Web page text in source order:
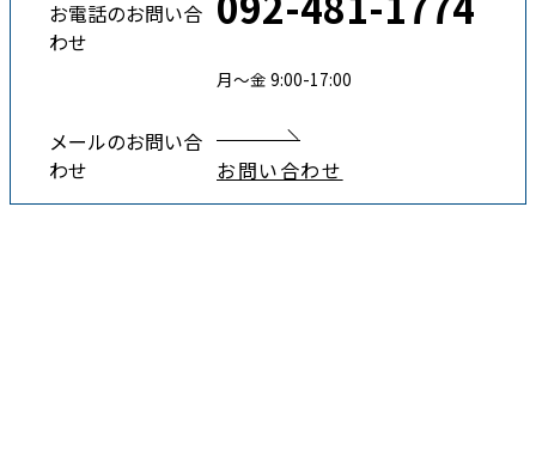
お電話のお問い合
わせ
月〜金 9:00-17:00
メールのお問い合
わせ
お問い合わせ